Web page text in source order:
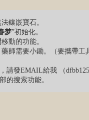
鑲嵌寶石。
梦”初始化。
動的功能。
師需要小鋤。（要攜帶工
請發EMAIL給我 （
的搜索功能。